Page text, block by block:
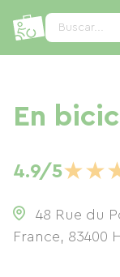
Buscar...
En
4.9/5★★
48 Rue du
France, 83400
Panel de